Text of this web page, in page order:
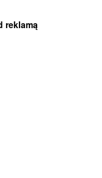
reklamą